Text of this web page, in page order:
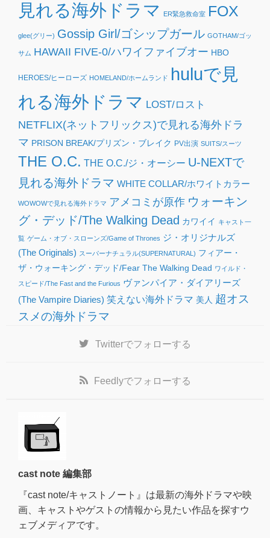
見れる海外ドラマ
ER緊急救命室 FOX
glee(グリー) Gossip Girl/ゴシップガール GOTHAM/ゴッ
サム HAWAII FIVE-0/ハワイファイブオー HBO
HEROES/ヒーローズ HOMELAND/ホームランド huluで見
れる海外ドラマ LOST/ロスト
NETFLIX(ネットフリックス)で見れる海外ドラ
マ PRISON BREAK/プリズン・ブレイク PV出演 SUITS/スーツ
THE O.C. THE O.C./ジ・オーシー U-NEXTで
見れる海外ドラマ WHITE COLLAR/ホワイトカラー
WOWOWで見れる海外ドラマ アメコミが原作 ウォーキン
グ・デッド/The Walking Dead カワイイ キャスト一
覧 ゲーム・オブ・スローンズ/Game of Thrones ジ・オリジナルズ
(The Originals) スーパーナチュラル(SUPERNATURAL) フィアー・
ザ・ウォーキング・デッド/Fear The Walking Dead ワイルド・
スピード/The Fast and the Furious ヴァンパイア・ダイアリーズ
(The Vampire Diaries) 笑えない海外ドラマ 美人 超オス
スメの海外ドラマ
Twitterでフォローする
Feedlyでフォローする
cast note 編集部
『cast note/キャストノート』は最新の海外ドラマや映
画、キャストやゲストの情報から見たい作品を探すウ
ェブメディアです。